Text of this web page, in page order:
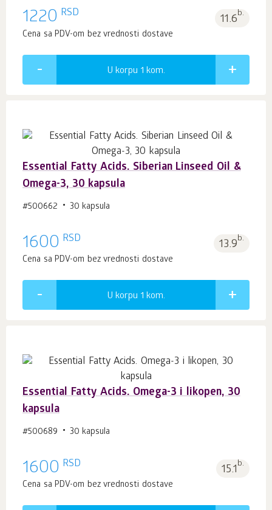
1220 RSD 11.6b.
Cena sa PDV-om bez vrednosti dostave
U korpu 1 kom.
Essential Fatty Acids. Siberian Linseed Oil &
Omega-3, 30 kapsula
#500662 30 kapsula
1600 RSD 13.9b.
Cena sa PDV-om bez vrednosti dostave
U korpu 1 kom.
Essential Fatty Acids. Omega-3 i likopen, 30
kapsula
#500689 30 kapsula
1600 RSD 15.1b.
Cena sa PDV-om bez vrednosti dostave